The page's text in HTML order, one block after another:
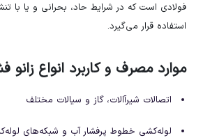
فولادی است که در شرایط حاد، بحرانی و یا با
استفاده قرار می‌گیرد.
موارد مصرف و کاربرد انواع زانو
اتصالات شیرآالات، گاز و سیالات مختلف
لوله‌کشی خطوط پرفشار آب و شبکه‌های